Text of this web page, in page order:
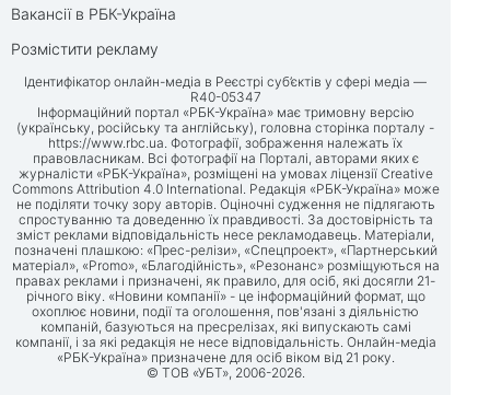
Вакансії в РБК-Україна
Розмістити рекламу
Ідентифікатор онлайн-медіа в Реєстрі суб’єктів у сфері медіа —
R40-05347
Інформаційний портал «РБК-Україна» має тримовну версію
(українську, російську та англійську), головна сторінка порталу -
https://www.rbc.ua. Фотографії, зображення належать їх
правовласникам. Всі фотографії на Порталі, авторами яких є
журналісти «РБК-Україна», розміщені на умовах ліцензії Creative
Commons Attribution 4.0 International. Редакція «РБК-Україна» може
не поділяти точку зору авторів. Оціночні судження не підлягають
спростуванню та доведенню їх правдивості. За достовірність та
зміст реклами відповідальність несе рекламодавець. Матеріали,
позначені плашкою: «Прес-релізи», «Спецпроект», «Партнерський
матеріал», «Promo», «Благодійність», «Резонанс» розміщуються на
правах реклами і призначені, як правило, для осіб, які досягли 21-
річного віку. «Новини компанії» - це інформаційний формат, що
охоплює новини, події та оголошення, пов'язані з діяльністю
компаній, базуються на пресрелізах, які випускають самі
компанії, і за які редакція не несе відповідальність. Онлайн-медіа
«РБК-Україна» призначене для осіб віком від 21 року.
© ТОВ «УБТ», 2006-2026.